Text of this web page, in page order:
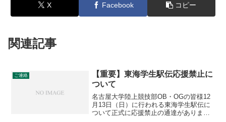
X Facebook コピー
関連記事
ご連絡
【重要】東海学生駅伝応援禁止に
ついて
名古屋大学陸上競技部OB・OGの皆様12
月13日（日）に行われる東海学生駅伝に
ついて正式に応援禁止の通達がありまし